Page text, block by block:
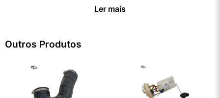
Ler mais
Outros Produtos